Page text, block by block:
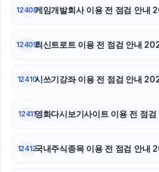
12408게임개발회사 이용 전 점검 안
12409최신트로트 이용 전 점검 안내
12410시쓰기강좌 이용 전 점검 안내
12411영화다시보기사이트 이용 전 점
12412국내주식종목 이용 전 점검 안